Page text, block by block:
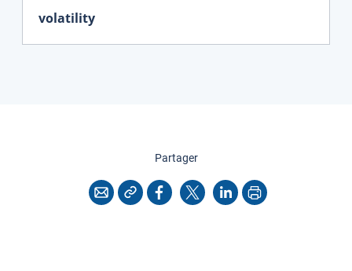
volatility
Partagercette page
CourrielCopier l'adresse
Facebook
X LinkedInImprimer